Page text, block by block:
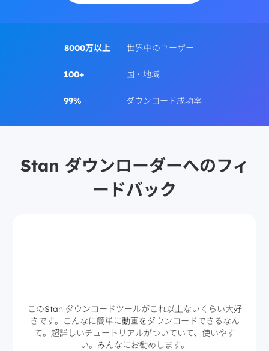
8000万以上 世界中のユーザー
100+ 国・地域
99% ダウンロード成功率
Stan ダウンローダーへのフィ
ードバック
このStan ダウンロードツールがこれ以上ないくらい大好
きです。こんなに簡単に動画をダウンロードできるなん
て。超詳しいチュートリアルがついていて、使いやす
い。みんなにお勧めします。